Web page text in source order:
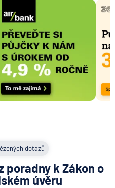
dotazů
poradny k Zákon o
úvěru